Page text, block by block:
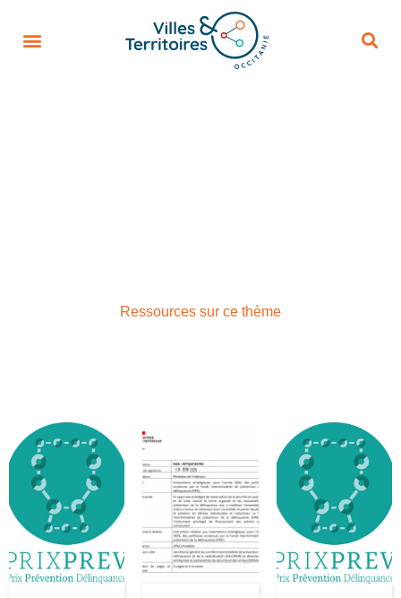
Ressources sur ce thème